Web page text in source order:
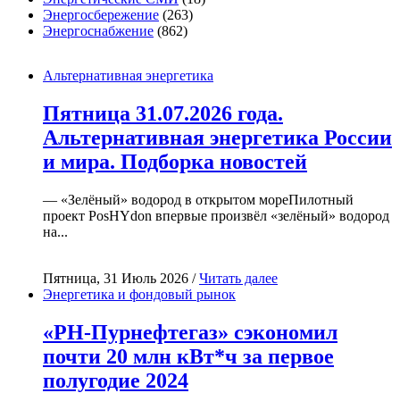
Энергосбережение (263)
Энергоснабжение (862)
Альтернативная энергетика
Пятница 31.07.2026 года.
Альтернативная энергетика России
и мира. Подборка новостей
— «Зелёный» водород в открытом мореПилотный
проект PosHYdon впервые произвёл «зелёный» водород
на...
Пятница, 31 Июль 2026 /Читать далее
Энергетика и фондовый рынок
«РН-Пурнефтегаз» сэкономил
почти 20 млн кВт*ч за первое
полугодие 2024